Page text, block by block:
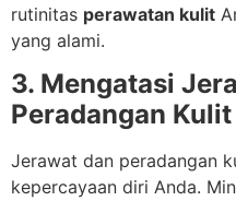
rutinitas perawatan kulit
yang alami.
3. Mengatasi
Peradangan Kulit
Jerawat dan peradangan
kepercayaan diri Anda.